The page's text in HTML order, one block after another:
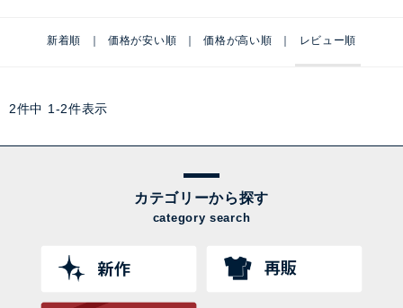
新着順 価格が安い順 価格が高い順 レビュー順
2件中 1 -2件表示
カテゴリーから探す
category search